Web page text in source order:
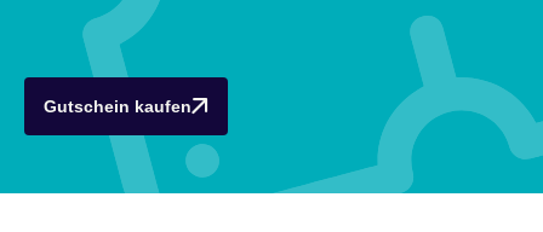
Gutschein kaufen